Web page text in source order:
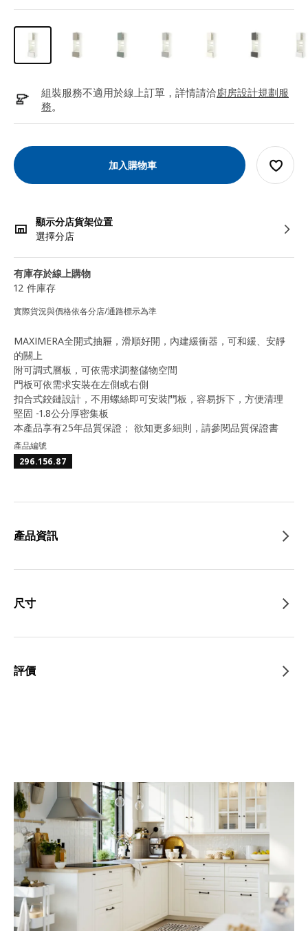
組裝服務不適用於線上訂單，詳情請洽廚房設計規劃服
務。
加入購物車
顯示分店貨架位置
選擇分店
有庫存於線上購物
12 件庫存
實際貨況與價格依各分店/通路標示為準
MAXIMERA全開式抽屜，滑順好開，內建緩衝器，可和緩、安靜
的關上
附可調式層板，可依需求調整儲物空間
門板可依需求安裝在左側或右側
扣合式鉸鏈設計，不用螺絲即可安裝門板，容易拆下，方便清理
堅固 -1.8公分厚密集板
本產品享有25年品質保證； 欲知更多細則，請參閱品質保證書
產品編號
296.156.87
產品資訊
尺寸
評價